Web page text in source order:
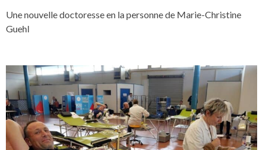
Une nouvelle doctoresse en la personne de Marie-Christine
Guehl